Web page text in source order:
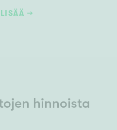
LISÄÄ
hinnoista